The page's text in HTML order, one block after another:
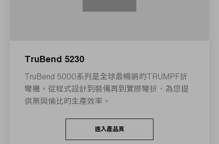
TruBend 5230
TruBend 5000系列是全球最暢銷的TRUMPF折
彎機。從程式設計到裝備再到實際彎折，為您提
供無與倫比的生產效率。
進入產品頁